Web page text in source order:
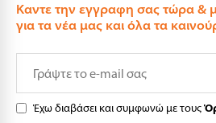
Καντε την εγγραφη σας τώρα &
για τα νέα μας και όλα τα
Έχω διαβάσει και συμφωνώ με τους